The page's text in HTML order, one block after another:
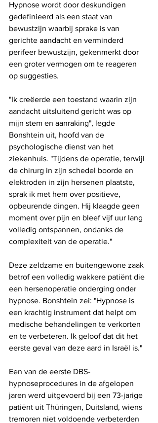
Hypnose wordt door deskundigen
gedefinieerd als een staat van
bewustzijn waarbij sprake is van
gerichte aandacht en verminderd
perifeer bewustzijn, gekenmerkt door
een groter vermogen om te reageren
op suggesties.
"Ik creëerde een toestand waarin zijn
aandacht uitsluitend gericht was op
mijn stem en aanraking", legde
Bonshtein uit, hoofd van de
psychologische dienst van het
ziekenhuis. "Tijdens de operatie, terwijl
de chirurg in zijn schedel boorde en
elektroden in zijn hersenen plaatste,
sprak ik met hem over positieve,
opbeurende dingen. Hij klaagde geen
moment over pijn en bleef vijf uur lang
volledig ontspannen, ondanks de
complexiteit van de operatie."
Deze zeldzame en buitengewone zaak
betrof een volledig wakkere patiënt die
een hersenoperatie onderging onder
hypnose. Bonshtein zei: "Hypnose is
een krachtig instrument dat helpt om
medische behandelingen te verkorten
en te verbeteren. Ik geloof dat dit het
eerste geval van deze aard in Israël is."
Een van de eerste DBS-
hypnoseprocedures in de afgelopen
jaren werd uitgevoerd bij een 73-jarige
patiënt uit Thüringen, Duitsland, wiens
tremoren niet voldoende verbeterden